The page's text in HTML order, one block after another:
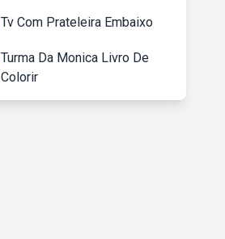
Tv Com Prateleira Embaixo
Turma Da Monica Livro De
Colorir